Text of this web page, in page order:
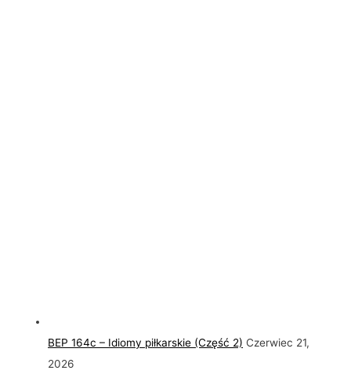
BEP 164c – Idiomy piłkarskie (Część 2) Czerwiec 21,
2026